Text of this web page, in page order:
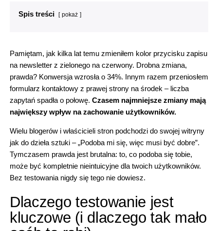
Spis treści pokaż
Pamiętam, jak kilka lat temu zmieniłem kolor przycisku zapisu
na newsletter z zielonego na czerwony. Drobna zmiana,
prawda? Konwersja wzrosła o 34%. Innym razem przeniosłem
formularz kontaktowy z prawej strony na środek – liczba
zapytań spadła o połowę. Czasem najmniejsze zmiany mają
największy wpływ na zachowanie użytkowników.
Wielu blogerów i właścicieli stron podchodzi do swojej witryny
jak do dzieła sztuki – „Podoba mi się, więc musi być dobre”.
Tymczasem prawda jest brutalna: to, co podoba się tobie,
może być kompletnie nieintuicyjne dla twoich użytkowników.
Bez testowania nigdy się tego nie dowiesz.
Dlaczego testowanie jest
kluczowe (i dlaczego tak mało